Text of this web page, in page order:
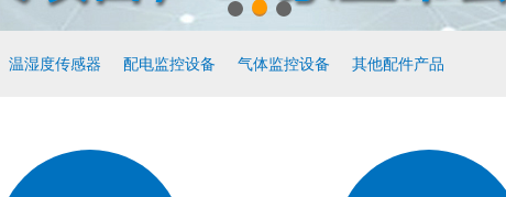
温湿度传感器 配电监控设备 气体监控设备 其他配件产品